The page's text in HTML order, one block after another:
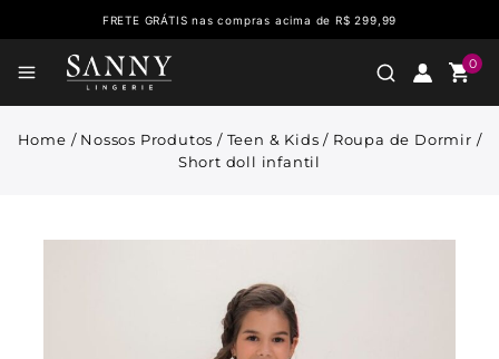
FRETE GRÁTIS nas compras acima de R$ 299,99
0
Home / Nossos Produtos / Teen & Kids / Roupa de Dormir /
Short doll infantil